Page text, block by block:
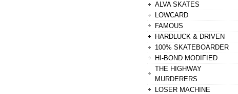
ALVA SKATES
LOWCARD
FAMOUS
HARDLUCK & DRIVEN
100% SKATEBOARDER
HI-BOND MODIFIED
THE HIGHWAY
MURDERERS
LOSER MACHINE